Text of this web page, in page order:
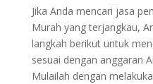
Jika Anda mencari jasa
Murah yang terjangkau,
langkah berikut untuk
sesuai dengan anggaran
Mulailah dengan